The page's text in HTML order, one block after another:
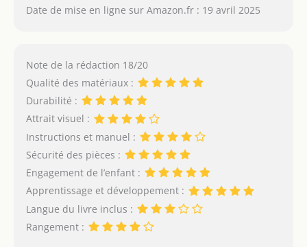
Date de mise en ligne sur Amazon.fr : 19 avril 2025
Note de la rédaction 18/20
Qualité des matériaux :
Durabilité :
Attrait visuel :
Instructions et manuel :
Sécurité des pièces :
Engagement de l’enfant :
Apprentissage et développement :
Langue du livre inclus :
Rangement :